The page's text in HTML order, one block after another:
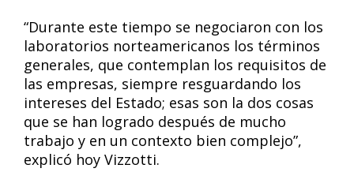
“Durante este tiempo se negociaron con los
laboratorios norteamericanos los términos
generales, que contemplan los requisitos de
las empresas, siempre resguardando los
intereses del Estado; esas son la dos cosas
que se han logrado después de mucho
trabajo y en un contexto bien complejo”,
explicó hoy Vizzotti.